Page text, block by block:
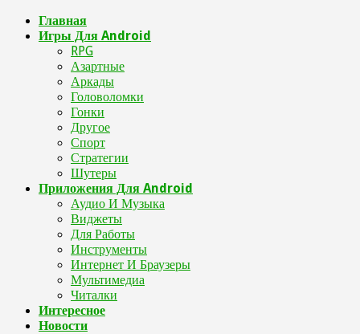
Главная
Игры Для Android
RPG
Азартные
Аркады
Головоломки
Гонки
Другое
Спорт
Стратегии
Шутеры
Приложения Для Android
Аудио И Музыка
Виджеты
Для Работы
Инструменты
Интернет И Браузеры
Мультимедиа
Читалки
Интересное
Новости